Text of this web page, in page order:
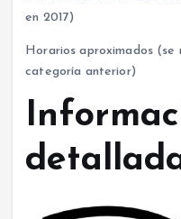
en 2017)
Horarios aproximados (se
categoría anterior)